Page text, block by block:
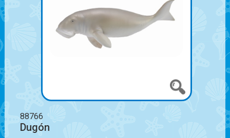
88766
Dugón